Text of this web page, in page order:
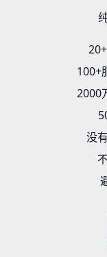
100+
2000
没